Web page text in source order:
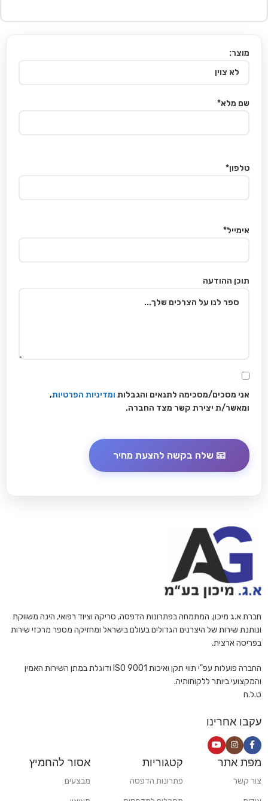
מוצר:
שם מלא*
טלפון*
אימייל*
תוכן ההודעה
אני מסכים/מסכימה לתנאים והגבלות ומדיניות הפרטיות,
ומאשר/ת יצירת קשר מצד החברה.
חברת א.ג מיכון, המתמחה בפתרונות הדפסה, סריקה וציוד רפואי, הינה משווקת
ונותנת שירות של היצרנים הגדולים בעולם בישראל ומחזיקה מספר מרכזי שירות
בפריסה ארצית.
החברה פועלות עפ"י תווי תקן ואיכות ISO 9001 ודוגלת במתן השירות האמין
והמקצועי ביותר ללקוחותיה.
ט.ל.ח
עקבו אחרינו
מפת אתר
צור קשר
קטגוריות
פתרונות הדפסה
אסור להחמיץ
מבצעים